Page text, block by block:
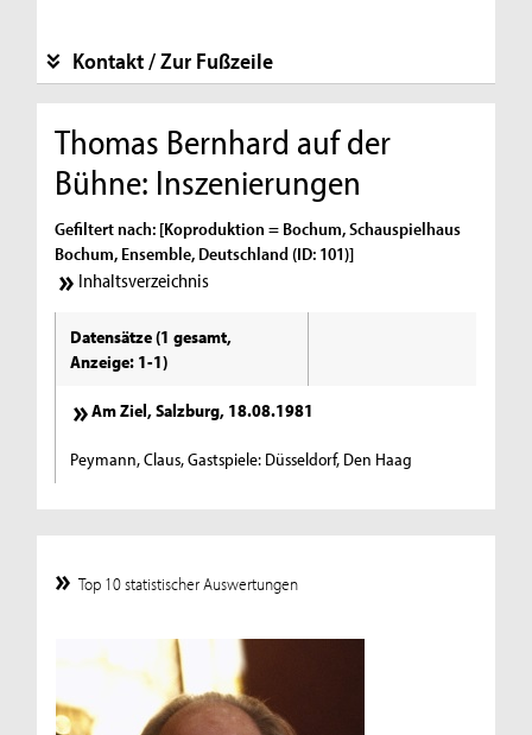
Kontakt / Zur Fußzeile
Thomas Bernhard auf der
Bühne: Inszenierungen
Gefiltert nach: [Koproduktion = Bochum, Schauspielhaus
Bochum, Ensemble, Deutschland (ID: 101)]
Inhaltsverzeichnis
Datensätze (1 gesamt,
Anzeige: 1-1)
Am Ziel, Salzburg, 18.08.1981
Peymann, Claus, Gastspiele: Düsseldorf, Den Haag
Top 10 statistischer Auswertungen